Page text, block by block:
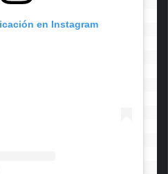
en Instagram